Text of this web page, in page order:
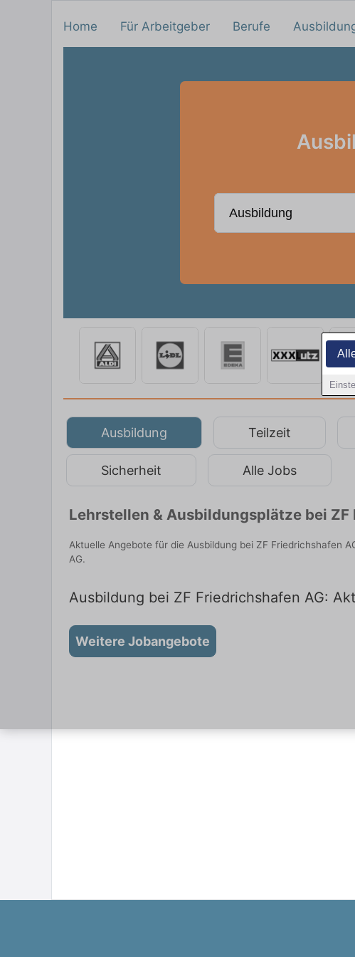
Home Für Arbeitgeber Berufe
Ausbildung Teilzeit
Sicherheit Alle Jobs
Lehrstellen & Ausbildungsplätze bei
Aktuelle Angebote für die Ausbildung bei ZF Friedrichshafen
AG.
Ausbildung bei ZF Friedrichshafen AG:
Weitere Jobangebote